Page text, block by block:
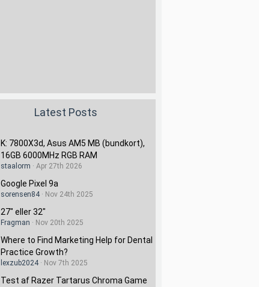
Latest Posts
K: 7800X3d, Asus AM5 MB (bundkort),
16GB 6000MHz RGB RAM
staalorm Apr 27th 2026
Google Pixel 9a
sorensen84 Nov 24th 2025
27" eller 32"
Fragman Nov 20th 2025
Where to Find Marketing Help for Dental
Practice Growth?
lexzub2024 Nov 7th 2025
Test af Razer Tartarus Chroma Game